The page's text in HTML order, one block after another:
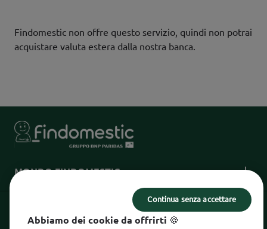
Findomestic non offre questo servizio, quindi non potrai
acquistare valuta estera dalla nostra banca.
MONDO FINDOMESTIC
Abbiamo dei cookie da offrirti 🍪
Continua senza accettare